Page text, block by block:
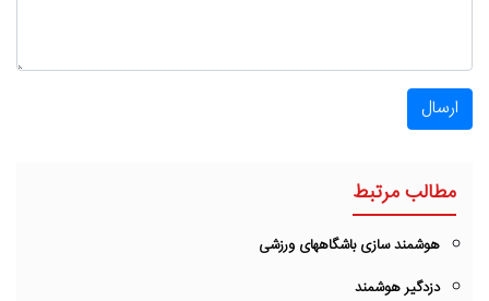
ارسال
مطالب مرتبط
هوشمند سازی باشگاههای ورزشی
دزدگیر هوشمند